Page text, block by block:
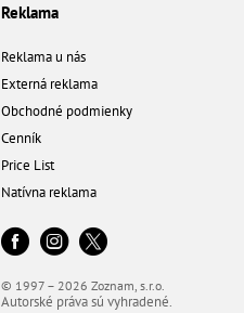
Reklama
Reklama u nás
Externá reklama
Obchodné podmienky
Cenník
Price List
Natívna reklama
© 1997 – 2026 Zoznam, s.r.o.
Autorské práva sú vyhradené.